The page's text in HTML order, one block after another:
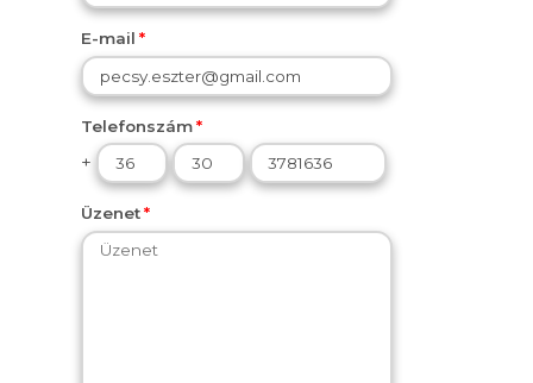
E-mail
Telefonszám
+
Üzenet